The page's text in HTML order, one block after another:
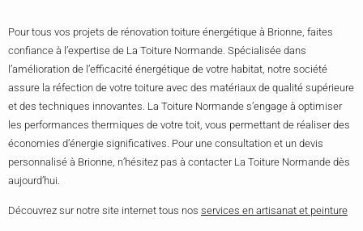
Pour tous vos projets de rénovation toiture énergétique à Brionne, faites
confiance à l’expertise de La Toiture Normande. Spécialisée dans
l’amélioration de l’efficacité énergétique de votre habitat, notre société
assure la réfection de votre toiture avec des matériaux de qualité supérieure
et des techniques innovantes. La Toiture Normande s’engage à optimiser
les performances thermiques de votre toit, vous permettant de réaliser des
économies d’énergie significatives. Pour une consultation et un devis
personnalisé à Brionne, n’hésitez pas à contacter La Toiture Normande dès
aujourd’hui.
Découvrez sur notre site internet tous nos services en artisanat et peinture